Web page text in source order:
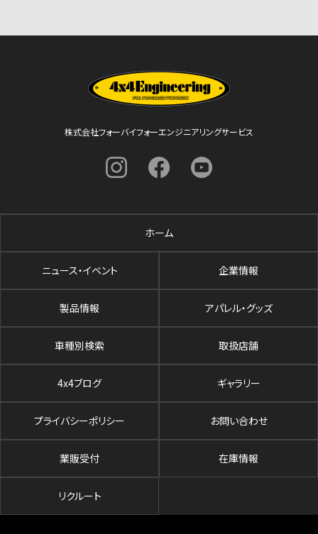
株式会社フォーバイフォーエンジニアリングサービス
ホーム
ニュース・イベント 企業情報
製品情報 アパレル・グッズ
車種別検索 取扱店舗
4x4ブログ ギャラリー
プライバシーポリシー お問い合わせ
業販受付 在庫情報
リクルート